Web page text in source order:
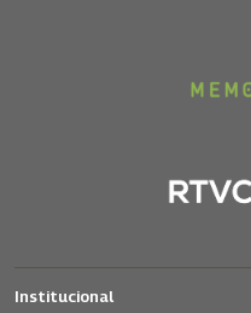
Institucional